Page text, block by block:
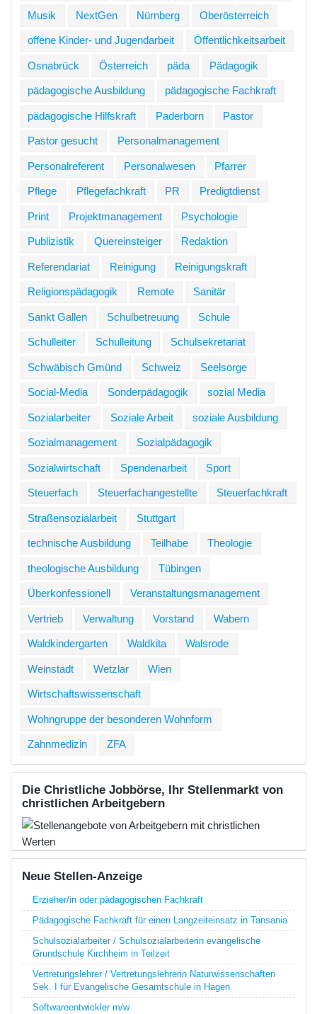
Musik NextGen Nürnberg Oberösterreich
offene Kinder- und Jugendarbeit Öffentlichkeitsarbeit
Osnabrück Österreich päda Pädagogik
pädagogische Ausbildung pädagogische Fachkraft
pädagogische Hilfskraft Paderborn Pastor
Pastor gesucht Personalmanagement
Personalreferent Personalwesen Pfarrer
Pflege Pflegefachkraft PR Predigtdienst
Print Projektmanagement Psychologie
Publizistik Quereinsteiger Redaktion
Referendariat Reinigung Reinigungskraft
Religionspädagogik Remote Sanitär
Sankt Gallen Schulbetreuung Schule
Schulleiter Schulleitung Schulsekretariat
Schwäbisch Gmünd Schweiz Seelsorge
Social-Media Sonderpädagogik sozial Media
Sozialarbeiter Soziale Arbeit soziale Ausbildung
Sozialmanagement Sozialpädagogik
Sozialwirtschaft Spendenarbeit Sport
Steuerfach Steuerfachangestellte Steuerfachkraft
Straßensozialarbeit Stuttgart
technische Ausbildung Teilhabe Theologie
theologische Ausbildung Tübingen
Überkonfessionell Veranstaltungsmanagement
Vertrieb Verwaltung Vorstand Wabern
Waldkindergarten Waldkita Walsrode
Weinstadt Wetzlar Wien
Wirtschaftswissenschaft
Wohngruppe der besonderen Wohnform
Zahnmedizin ZFA
Die Christliche Jobbörse, Ihr Stellenmarkt von
christlichen Arbeitgebern
Neue Stellen-Anzeige
Erzieher/in oder pädagogischen Fachkraft
Pädagogische Fachkraft für einen Langzeiteinsatz in Tansania
Schulsozialarbeiter / Schulsozialarbeiterin evangelische
Grundschule Kirchheim in Teilzeit
Vertretungslehrer / Vertretungslehrerin Naturwissenschaften
Sek. I für Evangelische Gesamtschule in Hagen
Softwareentwickler m/w